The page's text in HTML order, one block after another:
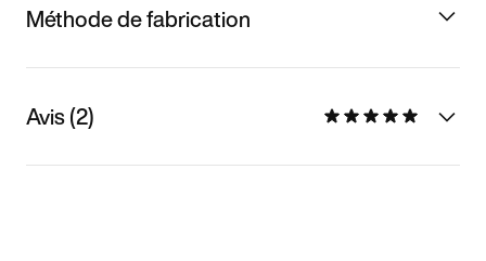
Méthode de fabrication
Avis (2)